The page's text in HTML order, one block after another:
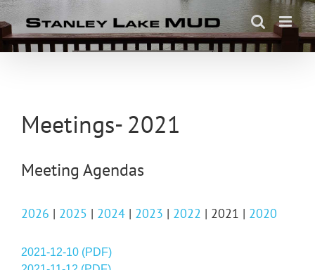
Skip
to
content
Meetings- 2021
Meeting Agendas
2026 | 2025 | 2024 | 2023 | 2022 | 2021 | 2020
2021-12-10 (PDF)